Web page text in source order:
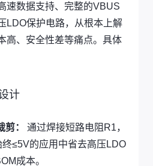
速数据支持、完整的VBUS
LDO保护电路，从根本上解
高、安全性差等痛点。具体
计
：
通过焊接短路电阻R1，
≤5V的应用中省去高压LDO
成本。